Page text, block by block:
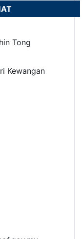
Tong
Kewangan